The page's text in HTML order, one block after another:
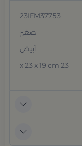
23IFM37753
صغير
أبيض
23 x 23 x 19 cm